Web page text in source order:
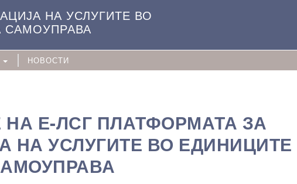
НА УСЛУГИТЕ ВО
САМОУПРАВА
НОВОСТИ
Е-ЛСГ ПЛАТФОРМАТА ЗА
НА УСЛУГИТЕ ВО ЕДИНИЦИТЕ